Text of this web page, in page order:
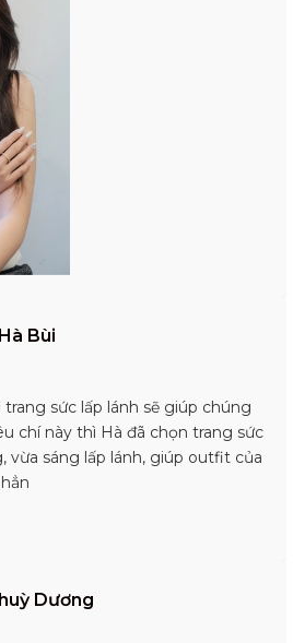
Bùi
sức lấp lánh sẽ giúp chúng
chí này thì Hà đã chọn trang sức
vừa sáng lấp lánh, giúp outfit của
Dương